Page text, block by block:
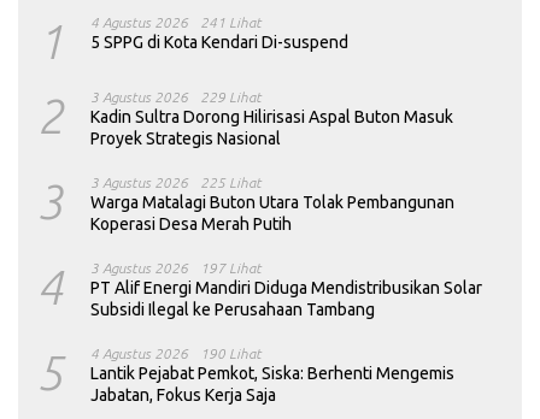
1 4 Agustus 2026 241 Lihat
5 SPPG di Kota Kendari Di-suspend
2 3 Agustus 2026 229 Lihat
Kadin Sultra Dorong Hilirisasi Aspal Buton Masuk
Proyek Strategis Nasional
3 3 Agustus 2026 225 Lihat
Warga Matalagi Buton Utara Tolak Pembangunan
Koperasi Desa Merah Putih
4 3 Agustus 2026 197 Lihat
PT Alif Energi Mandiri Diduga Mendistribusikan Solar
Subsidi Ilegal ke Perusahaan Tambang
5 4 Agustus 2026 190 Lihat
Lantik Pejabat Pemkot, Siska: Berhenti Mengemis
Jabatan, Fokus Kerja Saja